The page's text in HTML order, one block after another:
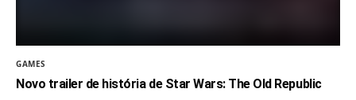
GAMES
Novo trailer de história de Star Wars: The Old Republic